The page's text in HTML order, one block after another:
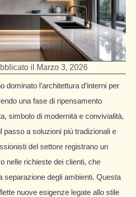
il Marzo 3, 2026
dominato l’architettura d’interni per
una fase di ripensamento
simbolo di modernità e convivialità,
passo a soluzioni più tradizionali e
del settore registrano un
nelle richieste dei clienti, che
separazione degli ambienti. Questa
nuove esigenze legate allo stile